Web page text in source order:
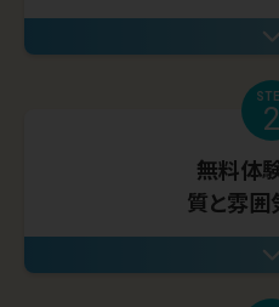
2
無料体
質と雰